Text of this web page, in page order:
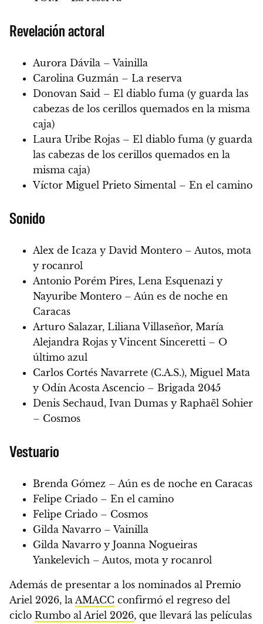
Revelación actoral
Aurora Dávila – Vainilla
Carolina Guzmán – La reserva
Donovan Said – El diablo fuma (y guarda las
cabezas de los cerillos quemados en la misma
caja)
Laura Uribe Rojas – El diablo fuma (y guarda
las cabezas de los cerillos quemados en la
misma caja)
Víctor Miguel Prieto Simental – En el camino
Sonido
Alex de Icaza y David Montero – Autos, mota
y rocanrol
Antonio Porém Pires, Lena Esquenazi y
Nayuribe Montero – Aún es de noche en
Caracas
Arturo Salazar, Liliana Villaseñor, María
Alejandra Rojas y Vincent Sinceretti – O
último azul
Carlos Cortés Navarrete (C.A.S.), Miguel Mata
y Odín Acosta Ascencio – Brigada 2045
Denis Sechaud, Ivan Dumas y Raphaël Sohier
– Cosmos
Vestuario
Brenda Gómez – Aún es de noche en Caracas
Felipe Criado – En el camino
Felipe Criado – Cosmos
Gilda Navarro – Vainilla
Gilda Navarro y Joanna Nogueiras
Yankelevich – Autos, mota y rocanrol
Además de presentar a los nominados al Premio
Ariel 2026, la AMACC confirmó el regreso del
ciclo Rumbo al Ariel 2026, que llevará las películas